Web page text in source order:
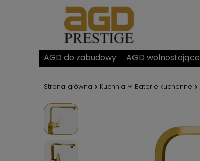
AGD do zabudowy AGD wolnostojące
Strona główna Kuchnia Baterie kuchenne